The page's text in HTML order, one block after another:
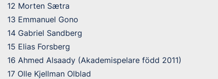
12 Morten Sætra
13 Emmanuel Gono
14 Gabriel Sandberg
15 Elias Forsberg
16 Ahmed Alsaady (Akademispelare född 2011)
17 Olle Kjellman Olblad